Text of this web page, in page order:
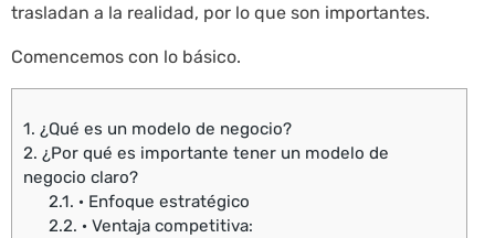
trasladan a la realidad, por lo que son importantes.
Comencemos con lo básico.
1. ¿Qué es un modelo de negocio?
2. ¿Por qué es importante tener un modelo de
negocio claro?
2.1. · Enfoque estratégico
2.2. · Ventaja competitiva: